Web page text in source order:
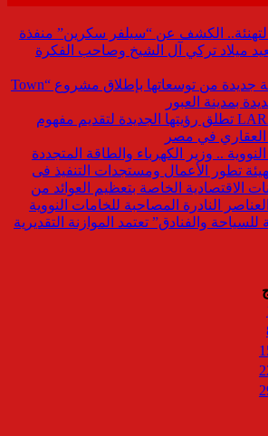
التهنئة.. الكشف عن “سيلفر سكرين” منفذة
ميلاد تركي آل الشيخ وصاحب الفكرة
مزايا تفتتح مرحلة جديدة من توسعاتها بإطلاق مشروع “Town
LARZ Developments تطلق رؤيتها الجديدة لتقديم مفهوم
العقاري في مصر
.. وزير الكهرباء والطاقة المتجددة
تطور الأعمال ومستجدات التنفيذ فى
الاقتصادية الخاصة بتعظيم العوائد من
النادرة المصاحبة للخامات النووية
والفنادق” تعتمد الموازنة التقديرية